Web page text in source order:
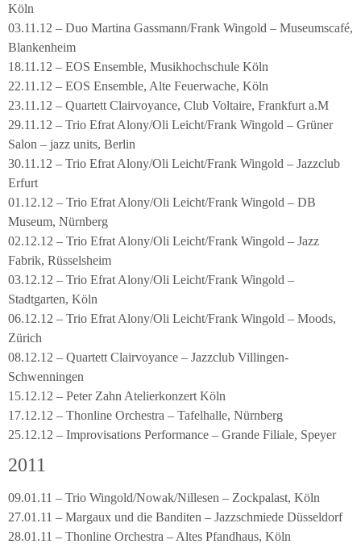
Köln
03.11.12 – Duo Martina Gassmann/Frank Wingold – Museumscafé,
Blankenheim
18.11.12 – EOS Ensemble, Musikhochschule Köln
22.11.12 – EOS Ensemble, Alte Feuerwache, Köln
23.11.12 – Quartett Clairvoyance, Club Voltaire, Frankfurt a.M
29.11.12 – Trio Efrat Alony/Oli Leicht/Frank Wingold – Grüner
Salon – jazz units, Berlin
30.11.12 – Trio Efrat Alony/Oli Leicht/Frank Wingold – Jazzclub
Erfurt
01.12.12 – Trio Efrat Alony/Oli Leicht/Frank Wingold – DB
Museum, Nürnberg
02.12.12 – Trio Efrat Alony/Oli Leicht/Frank Wingold – Jazz
Fabrik, Rüsselsheim
03.12.12 – Trio Efrat Alony/Oli Leicht/Frank Wingold –
Stadtgarten, Köln
06.12.12 – Trio Efrat Alony/Oli Leicht/Frank Wingold – Moods,
Zürich
08.12.12 – Quartett Clairvoyance – Jazzclub Villingen-
Schwenningen
15.12.12 – Peter Zahn Atelierkonzert Köln
17.12.12 – Thonline Orchestra – Tafelhalle, Nürnberg
25.12.12 – Improvisations Performance – Grande Filiale, Speyer
2011
09.01.11 – Trio Wingold/Nowak/Nillesen – Zockpalast, Köln
27.01.11 – Margaux und die Banditen – Jazzschmiede Düsseldorf
28.01.11 – Thonline Orchestra – Altes Pfandhaus, Köln